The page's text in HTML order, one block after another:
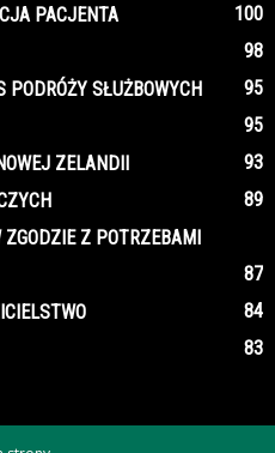
PACJENTA
100
98
SŁUŻBOWYCH
95
95
ZELANDII
93
89
Z POTRZEBAMI
87
84
83